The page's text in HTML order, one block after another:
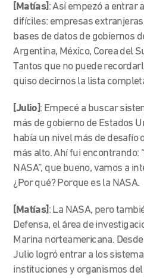
[Matías] : Así empezó a entrar
difíciles: empresas
bases de datos de gobiernos
Argentina, México, Corea del
Tantos que no puede
quiso decirnos la lista
[Julio]: Empecé a buscar
más de gobierno de Estados
había un nivel más de desafío
más alto.Ahí fui encontrando:
NASA”, que bueno, vamos a
¿Por qué? Porque es la NASA.
[Matías] : La NASA, pero
Defensa, el área de
Marina norteamericana.
Julio logró entrar a los
instituciones y organismos